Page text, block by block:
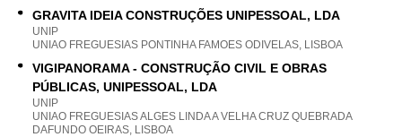
GRAVITA IDEIA CONSTRUÇÕES UNIPESSOAL, LDA
UNIP
UNIAO FREGUESIAS PONTINHA FAMOES ODIVELAS, LISBOA
VIGIPANORAMA - CONSTRUÇÃO CIVIL E OBRAS
PÚBLICAS, UNIPESSOAL, LDA
UNIP
UNIAO FREGUESIAS ALGES LINDA A VELHA CRUZ QUEBRADA
DAFUNDO OEIRAS, LISBOA